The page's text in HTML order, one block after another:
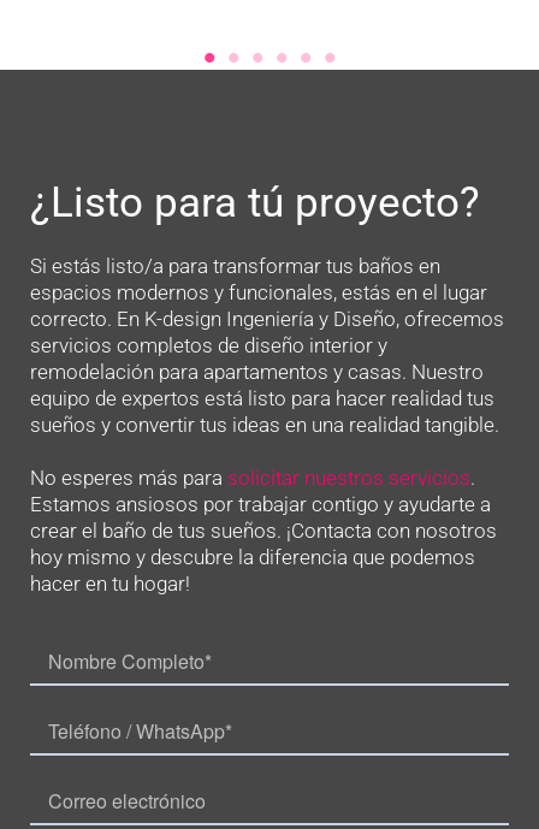
¿Listo para tú proyecto?
Si estás listo/a para transformar tus baños en
espacios modernos y funcionales, estás en el lugar
correcto. En K-design Ingeniería y Diseño, ofrecemos
servicios completos de diseño interior y
remodelación para apartamentos y casas. Nuestro
equipo de expertos está listo para hacer realidad tus
sueños y convertir tus ideas en una realidad tangible.
No esperes más para solicitar nuestros servicios.
Estamos ansiosos por trabajar contigo y ayudarte a
crear el baño de tus sueños. ¡Contacta con nosotros
hoy mismo y descubre la diferencia que podemos
hacer en tu hogar!